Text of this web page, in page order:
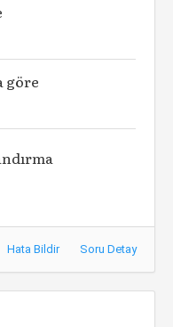
göre
Hata Bildir Soru Detay